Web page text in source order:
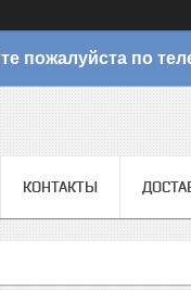
пожалуйста по
КОНТАКТЫ